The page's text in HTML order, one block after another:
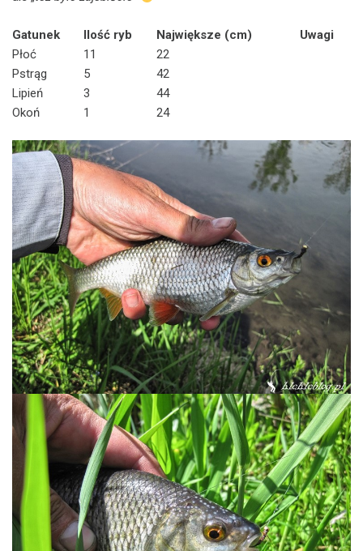
Gatunek Ilość ryb Największe (cm)
Uwagi
Płoć
11
22
Pstrąg
5
42
Lipień
3
44
Okoń
1 24